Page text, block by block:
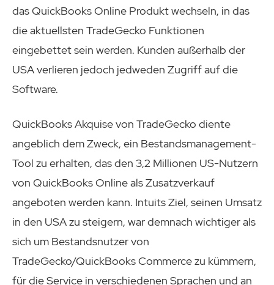
das QuickBooks Online Produkt wechseln, in das
die aktuellsten TradeGecko Funktionen
eingebettet sein werden. Kunden außerhalb der
USA verlieren jedoch jedweden Zugriff auf die
Software.
QuickBooks Akquise von TradeGecko diente
angeblich dem Zweck, ein Bestandsmanagement-
Tool zu erhalten, das den 3,2 Millionen US-Nutzern
von QuickBooks Online als Zusatzverkauf
angeboten werden kann. Intuits Ziel, seinen Umsatz
in den USA zu steigern, war demnach wichtiger als
sich um Bestandsnutzer von
TradeGecko/QuickBooks Commerce zu kümmern,
für die Service in verschiedenen Sprachen und an